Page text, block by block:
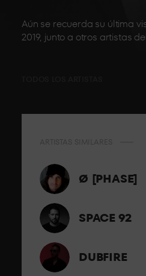
Aún se recuerda su última
2019, junto a otros artistas
Ø [PHASE]
SPACE 92
DUBFIRE